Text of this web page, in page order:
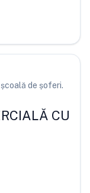
de șoferi.
CU